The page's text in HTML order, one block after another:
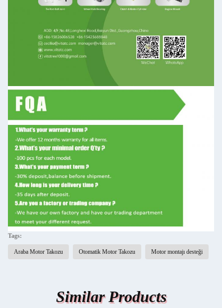
Tags:
Araba Motor Takozu Otomatik Motor Takozu Motor montajı desteği
Similar Products